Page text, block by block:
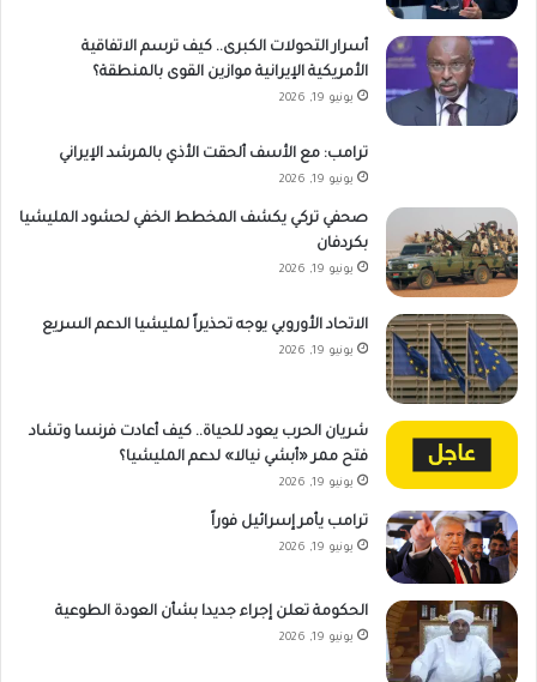
أسرار التحولات الكبرى.. كيف ترسم الاتفاقية
الأمريكية الإيرانية موازين القوى بالمنطقة؟
يونيو 19, 2026
ترامب: مع الأسف ألحقت الأذي بالمرشد الإيراني
يونيو 19, 2026
صحفي تركي يكشف المخطط الخفي لحشود المليشيا
بكردفان
يونيو 19, 2026
الاتحاد الأوروبي يوجه تحذيراً لمليشيا الدعم السريع
يونيو 19, 2026
شريان الحرب يعود للحياة.. كيف أعادت فرنسا وتشاد
فتح ممر «أبشي نيالا» لدعم المليشيا؟
يونيو 19, 2026
ترامب يأمر إسرائيل فوراً
يونيو 19, 2026
الحكومة تعلن إجراء جديدا بشأن العودة الطوعية
يونيو 19, 2026